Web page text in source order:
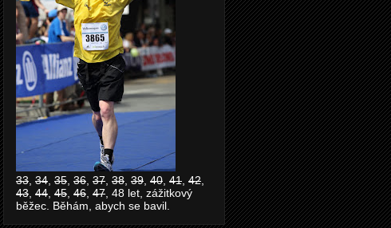
33, 34, 35, 36, 37, 38, 39, 40, 41, 42,
43, 44, 45, 46, 47, 48 let, zážitkový
běžec. Běhám, abych se bavil.